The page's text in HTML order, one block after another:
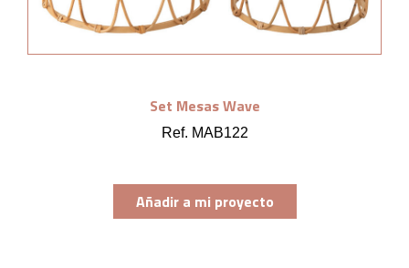
Set Mesas Wave
Ref. MAB122
Añadir a mi proyecto